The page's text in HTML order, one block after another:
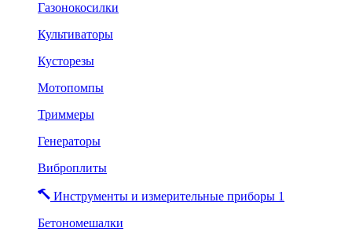
Газонокосилки
Культиваторы
Кусторезы
Мотопомпы
Триммеры
Генераторы
Виброплиты
Инструменты и измерительные приборы 1
Бетономешалки